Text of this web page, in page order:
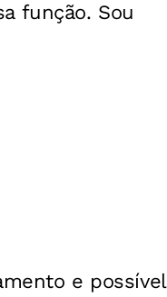
função. Sou
e possível